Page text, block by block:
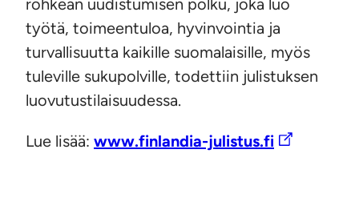
rohkean uudistumisen polku, joka luo
työtä, toimeentuloa, hyvinvointia ja
turvallisuutta kaikille suomalaisille, myös
tuleville sukupolville, todettiin julistuksen
luovutustilaisuudessa.
Lue lisää: www.finlandia-julistus.fi